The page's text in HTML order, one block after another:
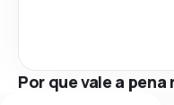
Por que vale a